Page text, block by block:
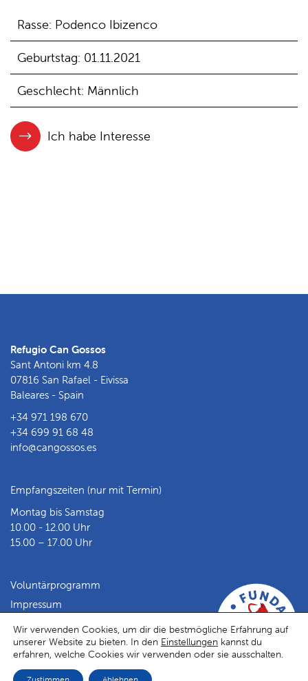
Rasse: Podenco Ibizenco
Geburtstag: 01.11.2021
Geschlecht: Männlich
Ich habe Interesse
Refugio Can Gossos
Sant Antoni km 4.8
07816 San Rafael - Eivissa
Baleares - Spain
+34 971 198 670
+34 699 91 68 48
info@cangossos.es
Empfangszeiten (nur mit Termin)
Montag bis Samstag
10.00 - 12.00 Uhr
15.00 – 17.00 Uhr
Voluntärprogramm
Impressum
Datenschutz
Facebook
Instagram
Wir verwenden Cookies, um dir die bestmögliche Erfahrung auf
unserer Website zu bieten. In den Einstellungen kannst du
erfahren, welche Cookies wir verwenden oder sie ausschalten.